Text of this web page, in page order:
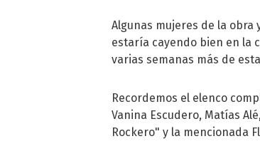
Algunas mujeres de la obra
estaría cayendo bien en la
varias semanas más de
Recordemos el elenco
Vanina Escudero, Matías
Rockero" y la mencionada